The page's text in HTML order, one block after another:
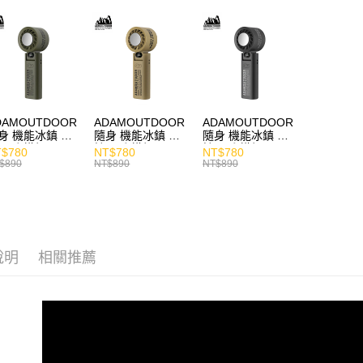
機能冰鎮 手
扇 掛繩
ADAMOUTDOOR
隨身 機能冰鎮 手
持風扇 掛繩
NT$780
NT$890
ADAMOUTDOOR
隨身 機能冰鎮 手
持風扇 掛繩
NT$780
NT$890
明 相關推薦